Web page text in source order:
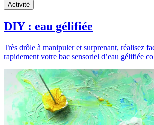
Activité
DIY : eau gélifiée
Très drôle à manipuler et surprenant, réalisez
rapidement votre bac sensoriel d’eau gélifiée